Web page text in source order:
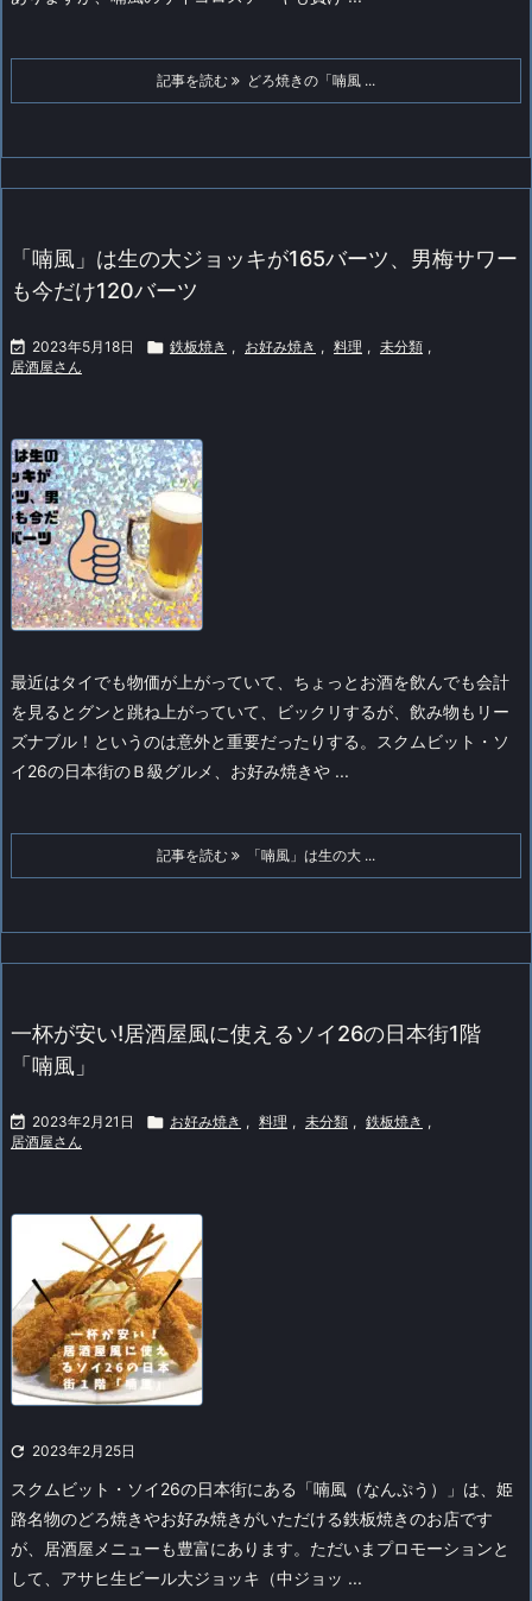
記事を読む どろ焼きの「喃風 ...
「喃風」は生の大ジョッキが165バーツ、男梅サワー
も今だけ120バーツ
 2023年5月18日  鉄板焼き , お好み焼き , 料理 , 未分類 ,
居酒屋さん
最近はタイでも物価が上がっていて、ちょっとお酒を飲んでも会計
を見るとグンと跳ね上がっていて、ビックリするが、飲み物もリー
ズナブル！というのは意外と重要だったりする。
スクムビット・ソ
イ26の日本街のＢ級グルメ、お好み焼きや ...
記事を読む 「喃風」は生の大 ...
一杯が安い!居酒屋風に使えるソイ26の日本街1階
「喃風」
 2023年2月21日  お好み焼き , 料理 , 未分類 , 鉄板焼き ,
居酒屋さん
 2023年2月25日
スクムビット・ソイ26の日本街にある「喃風（なんぷう）」は、姫
路名物のどろ焼きやお好み焼きがいただける鉄板焼きのお店です
が、居酒屋メニューも豊富にあります。 ただいまプロモーションと
して、アサヒ生ビール大ジョッキ（中ジョッ ...